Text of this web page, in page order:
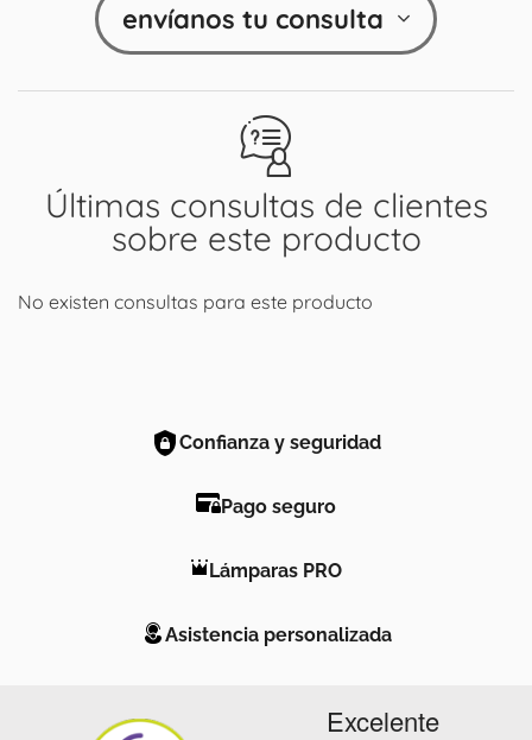
Últimas consultas de clientes
sobre este producto
No existen consultas para este producto
envíanos tu consulta
Confianza y seguridad
Pago seguro
Lámparas PRO
Asistencia personalizada
Excelente